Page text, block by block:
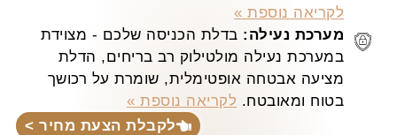
לקריאה נוספת »
מערכת נעילה: בדלת הכניסה שלכם - מצוידת
במערכת נעילה מולטילוק רב בריחים, הדלת
מציעה אבטחה אופטימלית, שומרת על רכושך
בטוח ומאובטח. לקריאה נוספת »
לקבלת הצעת מחיר >